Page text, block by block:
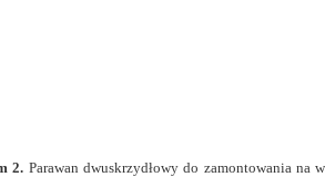
2. Parawan dwuskrzydłowy do zamontowania na